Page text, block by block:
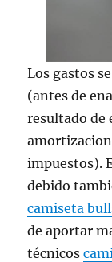
Los gastos
(antes de
resultado de
impuestos).
debido
camiseta
de aportar
técnicos